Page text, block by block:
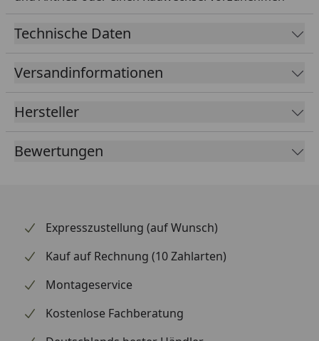
Technische Daten
Versandinformationen
Hersteller
Bewertungen
Expresszustellung (auf Wunsch)
Kauf auf Rechnung (10 Zahlarten)
Montageservice
Kostenlose Fachberatung